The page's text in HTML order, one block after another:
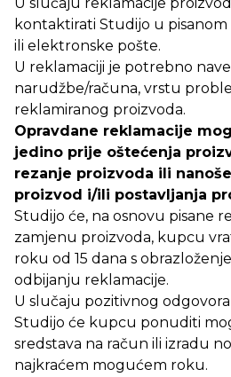
kontaktirati Studijo u
ili elektronske pošte.
U reklamaciji je potrebno
narudžbe/računa, vrstu
reklamiranog proizvoda.
Opravdane reklamacije
jedino prije oštećenja
rezanje proizvoda ili
proizvod i/ili postavljanja
Studijo će, na osnovu pisane
zamjenu proizvoda, kupcu
roku od 15 dana s
odbijanju reklamacije.
U slučaju pozitivnog
Studijo će kupcu ponuditi
sredstava na račun ili izradu
najkraćem mogućem roku.